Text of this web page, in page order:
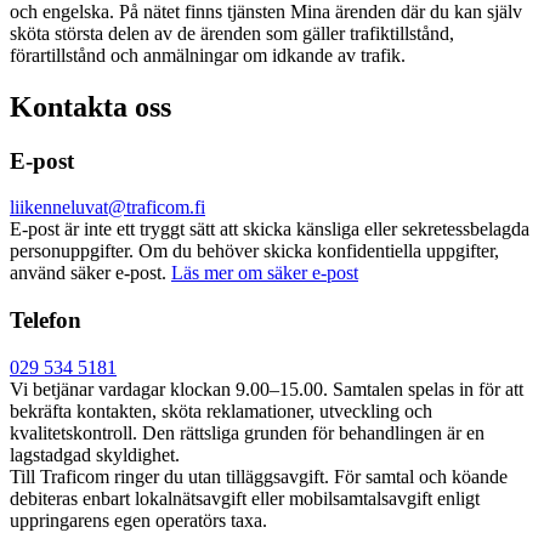
och engelska. På nätet finns tjänsten Mina ärenden där du kan själv
sköta största delen av de ärenden som gäller trafiktillstånd,
förartillstånd och anmälningar om idkande av trafik.
Kontakta oss
E-post
liikenneluvat@traficom.fi
E-post är inte ett tryggt sätt att skicka känsliga eller sekretessbelagda
personuppgifter. Om du behöver skicka konfidentiella uppgifter,
använd säker e-post. Läs mer om säker e-post
Telefon
029 534 5181
Vi betjänar vardagar klockan 9.00–15.00. Samtalen spelas in för att
bekräfta kontakten, sköta reklamationer, utveckling och
kvalitetskontroll. Den rättsliga grunden för behandlingen är en
lagstadgad skyldighet.
Till Traficom ringer du utan tilläggsavgift. För samtal och köande
debiteras enbart lokalnätsavgift eller mobilsamtalsavgift enligt
uppringarens egen operatörs taxa.